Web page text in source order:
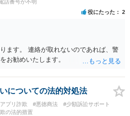
話番号が不明
役にたった 2
ます。 連絡が取れないのであれば、警
お勧めいたします。
についての法的対処法
プリ詐欺 #悪徳商法
#少額訴訟サポート
の法的措置